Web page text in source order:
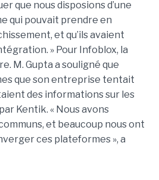
que nous disposions d’une
qui pouvait prendre en
et qu’ils avaient
» Pour Infoblox, la
M. Gupta a souligné que
que son entreprise tentait
des informations sur les
Kentik. « Nous avons
et beaucoup nous ont
ces plateformes », a